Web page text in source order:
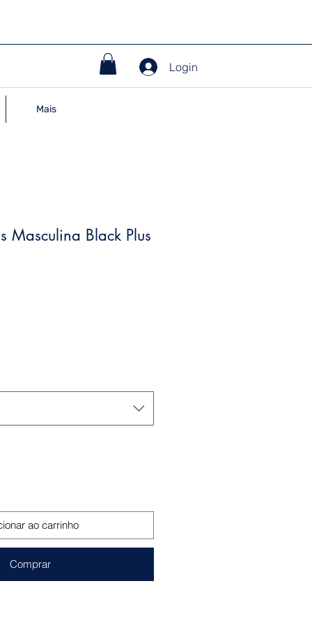
Login
Mais
Masculina Black Plus
ao carrinho
Comprar